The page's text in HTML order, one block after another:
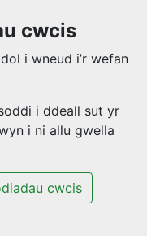
cwcis
i wneud i’r wefan
i ddeall sut yr
i ni allu gwella
cwcis